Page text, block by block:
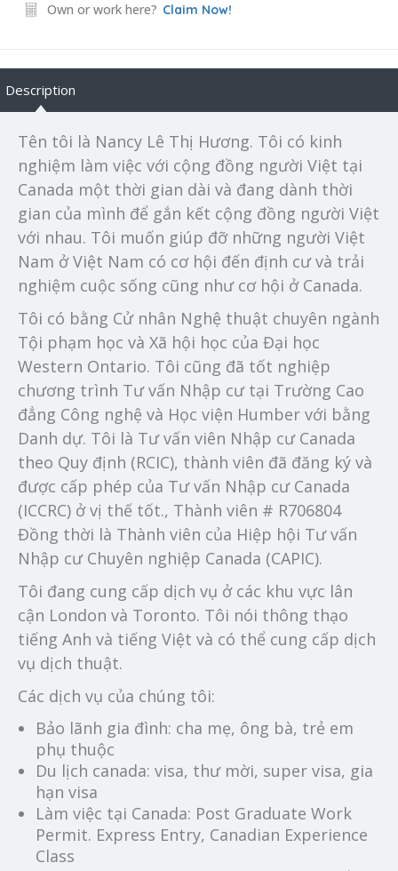
Own or work here? Claim Now!
Description
Tên tôi là Nancy Lê Thị Hương. Tôi có kinh
nghiệm làm việc với cộng đồng người Việt tại
Canada một thời gian dài và đang dành thời
gian của mình để gắn kết cộng đồng người Việt
với nhau. Tôi muốn giúp đỡ những người Việt
Nam ở Việt Nam có cơ hội đến định cư và trải
nghiệm cuộc sống cũng như cơ hội ở Canada.
Tôi có bằng Cử nhân Nghệ thuật chuyên ngành
Tội phạm học và Xã hội học của Đại học
Western Ontario. Tôi cũng đã tốt nghiệp
chương trình Tư vấn Nhập cư tại Trường Cao
đẳng Công nghệ và Học viện Humber với bằng
Danh dự. Tôi là Tư vấn viên Nhập cư Canada
theo Quy định (RCIC), thành viên đã đăng ký và
được cấp phép của Tư vấn Nhập cư Canada
(ICCRC) ở vị thế tốt., Thành viên # R706804
Đồng thời là Thành viên của Hiệp hội Tư vấn
Nhập cư Chuyên nghiệp Canada (CAPIC).
Tôi đang cung cấp dịch vụ ở các khu vực lân
cận London và Toronto. Tôi nói thông thạo
tiếng Anh và tiếng Việt và có thể cung cấp dịch
vụ dịch thuật.
Các dịch vụ của chúng tôi:
Bảo lãnh gia đình: cha mẹ, ông bà, trẻ em
phụ thuộc
Du lịch canada: visa, thư mời, super visa, gia
hạn visa
Làm việc tại Canada: Post Graduate Work
Permit. Express Entry, Canadian Experience
Class